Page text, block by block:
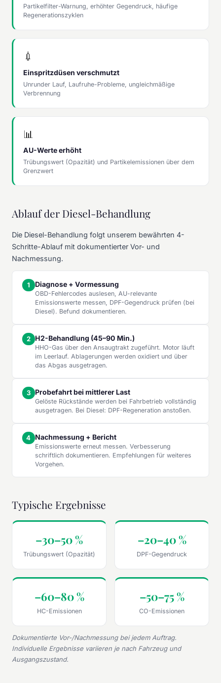
Partikelfilter-Warnung, erhöhter Gegendruck, häufige
Regenerationszyklen
💉
Einspritzdüsen verschmutzt
Unrunder Lauf, Laufruhe-Probleme, ungleichmäßige
Verbrennung
📊
AU-Werte erhöht
Trübungswert (Opazität) und Partikelemissionen über dem
Grenzwert
Ablauf der Diesel-Behandlung
Die Diesel-Behandlung folgt unserem bewährten 4-
Schritte-Ablauf mit dokumentierter Vor- und
Nachmessung.
Diagnose + Vormessung
OBD-Fehlercodes auslesen, AU-relevante
Emissionswerte messen, DPF-Gegendruck prüfen (bei
Diesel). Befund dokumentieren.
H2-Behandlung (45–90 Min.)
HHO-Gas über den Ansaugtrakt zugeführt. Motor läuft
im Leerlauf. Ablagerungen werden oxidiert und über
das Abgas ausgetragen.
Probefahrt bei mittlerer Last
Gelöste Rückstände werden bei Fahrbetrieb vollständig
ausgetragen. Bei Diesel: DPF-Regeneration anstoßen.
Nachmessung + Bericht
Emissionswerte erneut messen. Verbesserung
schriftlich dokumentieren. Empfehlungen für weiteres
Vorgehen.
Typische Ergebnisse
–30–50 %
Trübungswert (Opazität)
–20–40 %
DPF-Gegendruck
–60–80 %
HC-Emissionen
–50–75 %
CO-Emissionen
Dokumentierte Vor-/Nachmessung bei jedem Auftrag.
Individuelle Ergebnisse variieren je nach Fahrzeug und
Ausgangszustand.